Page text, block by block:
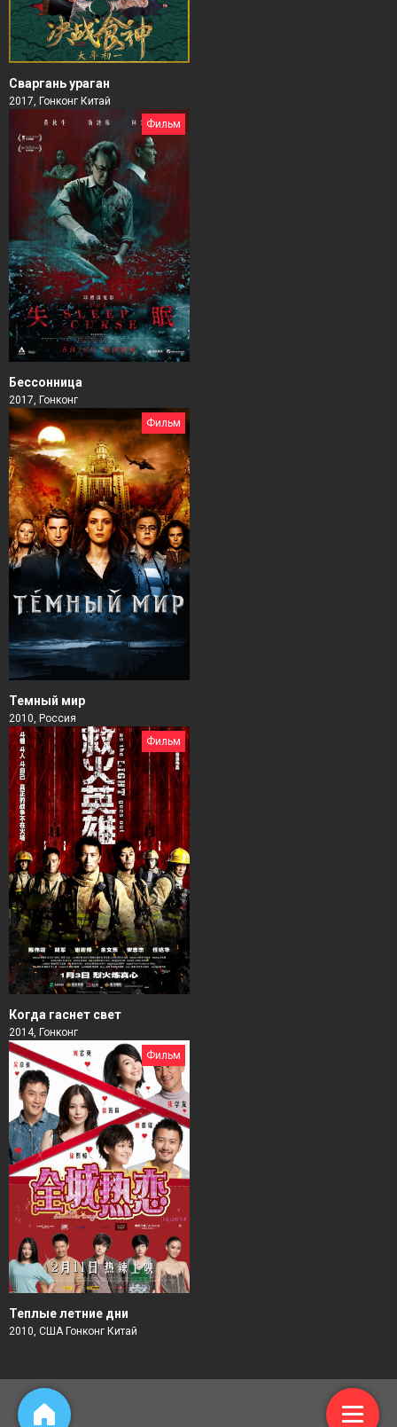
Сваргань ураган
2017, Гонконг Китай
Фильм
Бессонница
2017, Гонконг
Фильм
Темный мир
2010, Россия
Фильм
Когда гаснет свет
2014, Гонконг
Фильм
Теплые летние дни
2010, США Гонконг Китай